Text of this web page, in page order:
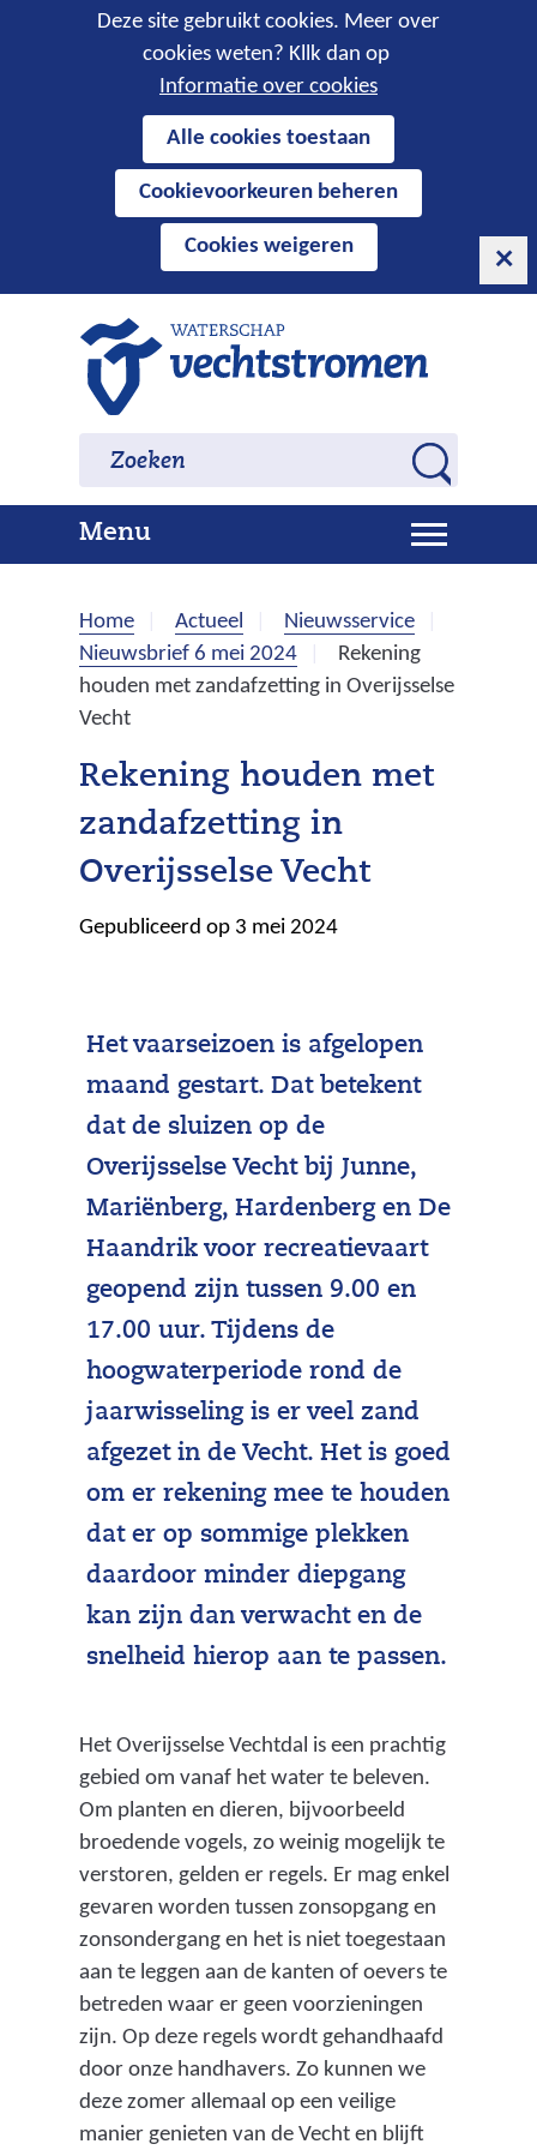
Cookies
toestaan?
Deze site gebruikt cookies. Meer over
cookies weten? Kllk dan op
Informatie over cookies
cookies
deze
website
worden
toegestaan
geweigerd.
Alle cookies toestaan
Cookievoorkeuren beheren
Cookies weigeren
naar
o
e
k
e
n
Zoeken Zoeken
MenuU
i
l
a
n
Home Actueel
Nieuwsservice
Nieuwsbrief 6 mei 2024
Rekening
houden met zandafzetting in Overijsselse
Vecht
Rekening houden met
zandafzetting in
Overijsselse Vecht
Gepubliceerd op 3 mei 2024
Het vaarseizoen is afgelopen
maand gestart. Dat betekent
dat de sluizen op de
Overijsselse Vecht bij Junne,
Mariënberg, Hardenberg en De
Haandrik voor recreatievaart
geopend zijn tussen 9.00 en
17.00 uur. Tijdens de
hoogwaterperiode rond de
jaarwisseling is er veel zand
afgezet in de Vecht. Het is goed
om er rekening mee te houden
dat er op sommige plekken
daardoor minder diepgang
kan zijn dan verwacht en de
snelheid hierop aan te passen.
Het Overijsselse Vechtdal is een prachtig
gebied om vanaf het water te beleven.
Om planten en dieren, bijvoorbeeld
broedende vogels, zo weinig mogelijk te
verstoren, gelden er regels. Er mag enkel
gevaren worden tussen zonsopgang en
zonsondergang en het is niet toegestaan
aan te leggen aan de kanten of oevers te
betreden waar er geen voorzieningen
zijn. Op deze regels wordt gehandhaafd
door onze handhavers. Zo kunnen we
deze zomer allemaal op een veilige
manier genieten van de Vecht en blijft